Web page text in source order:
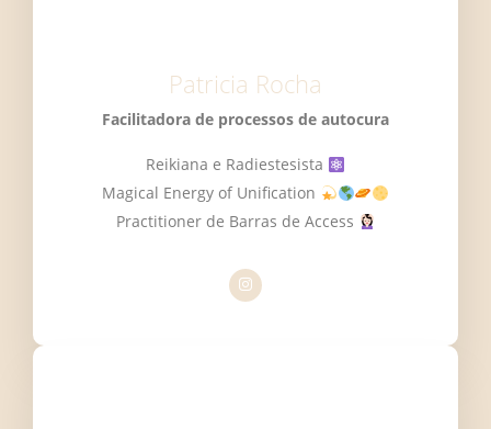
Patricia Rocha
Facilitadora de processos de autocura
Reikiana e Radiestesista
Magical Energy of Unification
Practitioner de Barras de Access